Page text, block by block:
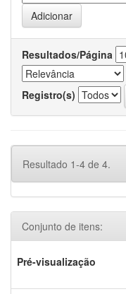
Resultados/Página
Registro(s)
Resultado 1-4 de 4.
Conjunto de itens:
Pré-visualização